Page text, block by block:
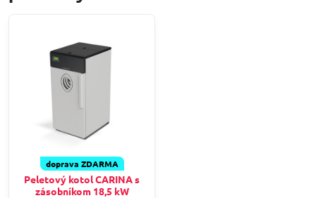
doprava ZDARMA
Peletový kotol CARINA s
zásobníkom 18,5 kW